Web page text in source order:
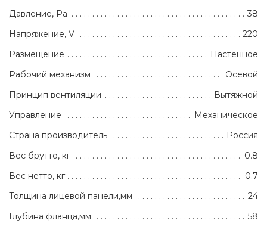
Давление, Pa
38
Напряжение, V
220
Размещение
Настенное
Рабочий механизм
Осевой
Принцип вентиляции
Вытяжной
Управление
Механическое
Страна производитель
Россия
Вес брутто, кг
0.8
Вес нетто, кг
0.7
Толщина лицевой панели,мм
24
Глубина фланца,мм
58